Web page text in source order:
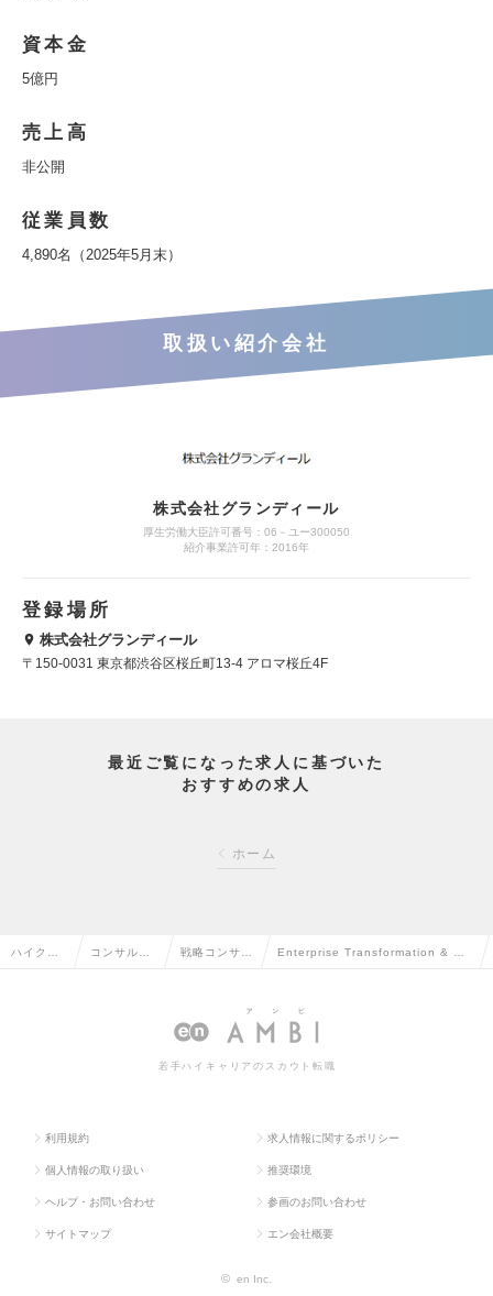
資本金
5億円
売上高
非公開
従業員数
4,890名（2025年5月末）
取扱い紹介会社
株式会社グランディール
厚生労働大臣許可番号：06－ユー300050
紹介事業許可年：2016年
登録場所
株式会社グランディール
〒150-0031 東京都渋谷区桜丘町13-4 アロマ桜丘4F
最近ご覧になった求人に基づいた
おすすめの求人
ホーム
ハイクラ コンサルタ 戦略コンサル Enterprise Transformation & Or
若手ハイキャリアのスカウト転職
利用規約 求人情報に関するポリシー
個人情報の取り扱い 推奨環境
ヘルプ・お問い合わせ 参画のお問い合わせ
サイトマップ エン会社概要
© en Inc.